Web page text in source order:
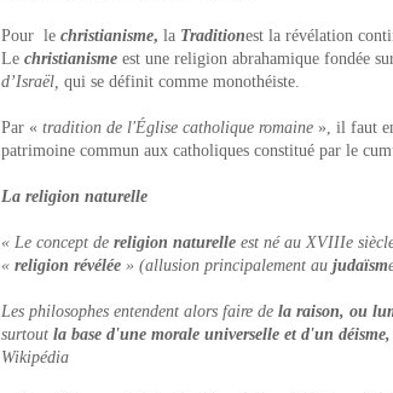
Pour le christianisme, la Traditionest la révélation
Le christianisme est une religion abrahamique fondée
d’Israël, qui se définit comme monothéiste.
Par « tradition de l'Église catholique romaine », il faut
patrimoine commun aux catholiques constitué par le
La religion naturelle
« Le concept de religion naturelle est né au XVIIIe
« religion révélée » (allusion principalement au judaïsm
Les philosophes entendent alors faire de la raison, ou
surtout la base d'une morale universelle et d'un
Wikipédia